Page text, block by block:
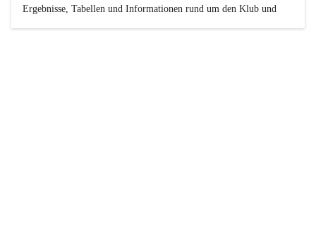
Ergebnisse, Tabellen und Informationen rund um den Klub und